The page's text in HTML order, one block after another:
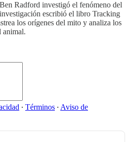
Radford investigó el fenómeno del
escribió el libro Tracking
los orígenes del mito y analiza los
animal.
∙ Términos ∙ Aviso de